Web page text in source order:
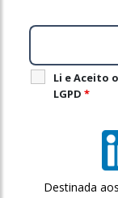
Li e Aceito
LGPD *
Destinada